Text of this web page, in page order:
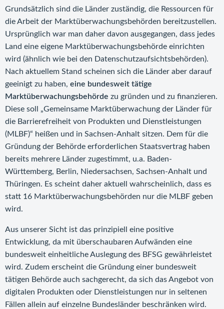
Grundsätzlich sind die Länder zuständig, die Ressourcen für
die Arbeit der Marktüberwachungsbehörden bereitzustellen.
Ursprünglich war man daher davon ausgegangen, dass jedes
Land eine eigene Marktüberwachungsbehörde einrichten
wird (ähnlich wie bei den Datenschutzaufsichtsbehörden).
Nach aktuellem Stand scheinen sich die Länder aber darauf
geeinigt zu haben, eine bundesweit tätige
Marktüberwachungsbehörde zu gründen und zu finanzieren.
Diese soll „Gemeinsame Marktüberwachung der Länder für
die Barrierefreiheit von Produkten und Dienstleistungen
(MLBF)“ heißen und in Sachsen-Anhalt sitzen. Dem für die
Gründung der Behörde erforderlichen Staatsvertrag haben
bereits mehrere Länder zugestimmt, u.a. Baden-
Württemberg, Berlin, Niedersachsen, Sachsen-Anhalt und
Thüringen. Es scheint daher aktuell wahrscheinlich, dass es
statt 16 Marktüberwachungsbehörden nur die MLBF geben
wird.
Aus unserer Sicht ist das prinzipiell eine positive
Entwicklung, da mit überschaubaren Aufwänden eine
bundesweit einheitliche Auslegung des BFSG gewährleistet
wird. Zudem erscheint die Gründung einer bundesweit
tätigen Behörde auch sachgerecht, da sich das Angebot von
digitalen Produkten oder Dienstleistungen nur in seltenen
Fällen allein auf einzelne Bundesländer beschränken wird.